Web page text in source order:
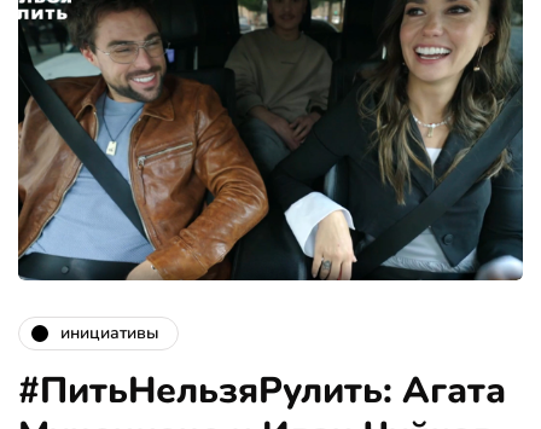
инициативы
#ПитьНельзяРулить: Агата